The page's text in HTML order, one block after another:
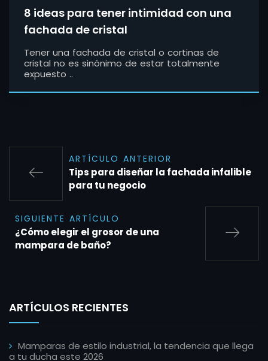
8 ideas para tener intimidad con una
fachada de cristal
Tener una fachada de cristal o cortinas de
cristal no es sinónimo de estar totalmente
expuesto ..
ARTÍCULO ANTERIOR
Tips para diseñar la fachada infalible
para tu negocio
SIGUIENTE ARTÍCULO
¿Cómo elegir el grosor de una
mampara de baño?
ARTÍCULOS RECIENTES
Mamparas de estilo industrial, la tendencia que llega
a tu ducha este 2026